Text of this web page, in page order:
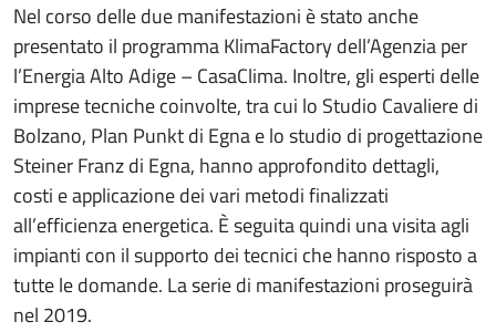
Nel corso delle due manifestazioni è stato anche
presentato il programma KlimaFactory dell’Agenzia per
l’Energia Alto Adige – CasaClima. Inoltre, gli esperti delle
imprese tecniche coinvolte, tra cui lo Studio Cavaliere di
Bolzano, Plan Punkt di Egna e lo studio di progettazione
Steiner Franz di Egna, hanno approfondito dettagli,
costi e applicazione dei vari metodi finalizzati
all’efficienza energetica. È seguita quindi una visita agli
impianti con il supporto dei tecnici che hanno risposto a
tutte le domande. La serie di manifestazioni proseguirà
nel 2019.